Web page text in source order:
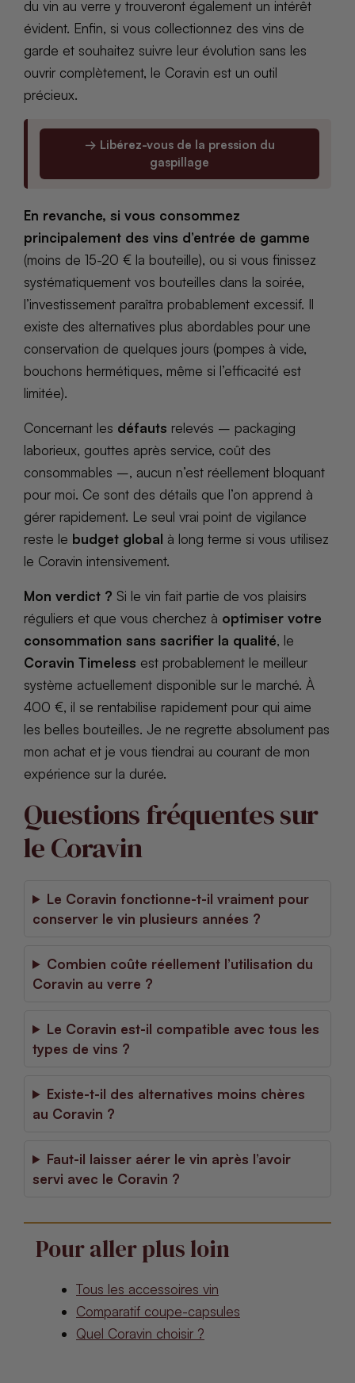
du vin au verre y trouveront également un intérêt
évident. Enfin, si vous collectionnez des vins de
garde et souhaitez suivre leur évolution sans les
ouvrir complètement, le Coravin est un outil
précieux.
→ Libérez-vous de la pression du
gaspillage
En revanche, si vous consommez
principalement des vins d’entrée de gamme
(moins de 15-20 € la bouteille), ou si vous finissez
systématiquement vos bouteilles dans la soirée,
l’investissement paraîtra probablement excessif. Il
existe des alternatives plus abordables pour une
conservation de quelques jours (pompes à vide,
bouchons hermétiques, même si l’efficacité est
limitée).
Concernant les défauts relevés – packaging
laborieux, gouttes après service, coût des
consommables –, aucun n’est réellement bloquant
pour moi. Ce sont des détails que l’on apprend à
gérer rapidement. Le seul vrai point de vigilance
reste le budget global à long terme si vous utilisez
le Coravin intensivement.
Mon verdict ? Si le vin fait partie de vos plaisirs
réguliers et que vous cherchez à optimiser votre
consommation sans sacrifier la qualité, le
Coravin Timeless est probablement le meilleur
système actuellement disponible sur le marché. À
400 €, il se rentabilise rapidement pour qui aime
les belles bouteilles. Je ne regrette absolument pas
mon achat et je vous tiendrai au courant de mon
expérience sur la durée.
Questions fréquentes sur
le Coravin
Le Coravin fonctionne-t-il vraiment pour
conserver le vin plusieurs années ?
Combien coûte réellement l’utilisation du
Coravin au verre ?
Le Coravin est-il compatible avec tous les
types de vins ?
Existe-t-il des alternatives moins chères
au Coravin ?
Faut-il laisser aérer le vin après l’avoir
servi avec le Coravin ?
Pour aller plus loin
Tous les accessoires vin
Comparatif coupe-capsules
Quel Coravin choisir ?